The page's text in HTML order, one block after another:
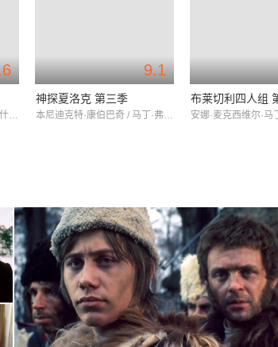
朱迪·惠特克 / 布莱德利·沃尔什 / 曼迪·吉尔
9.1
神探夏洛克 第三季
本尼迪克特·康伯巴奇 / 马丁·弗瑞曼 / 鲁珀特·格雷夫斯
布莱切利四人组